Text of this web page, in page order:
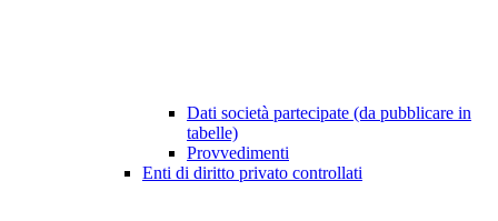
Dati società partecipate (da pubblicare in
tabelle)
Provvedimenti
Enti di diritto privato controllati